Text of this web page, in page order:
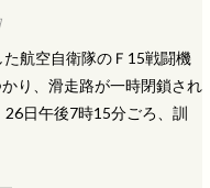
航空自衛隊のＦ15戦闘機
り、滑走路が一時閉鎖され
26日午後7時15分ごろ、訓